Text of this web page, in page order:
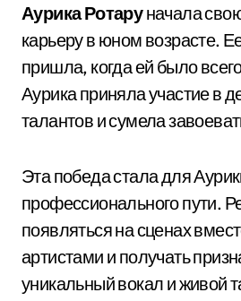
Аурика Ротаруначала
карьеру в юном возрасте.
пришла, когда ей было
Аурика приняла участие в
талантов и сумела
Эта победа стала для
профессионального пути.
появляться на сценах
артистами и получать
уникальный вокал и живой